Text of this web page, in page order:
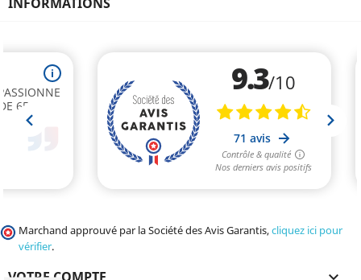
Marchand approuvé par la Société des Avis Garantis,cliquez ici pour
vérifier.